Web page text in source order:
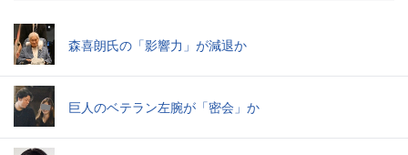
森喜朗氏の「影響力」が減退か
巨人のベテラン左腕が「密会」か